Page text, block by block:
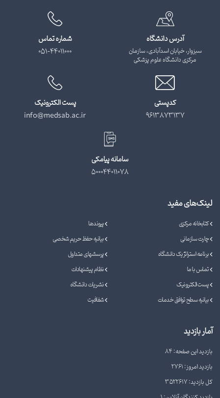
آدرس دانشگاه
سبزوار، خیابان اسدآبادی، سازمان
مرکزی دانشگاه علوم پزشکی
شماره تماس
051-44011000
کدپستی
9613873137
پست الکترونیک
info@medsab.ac.ir
سامانه پیامکی
500044011078
لینک‌های مفید
کتابخانه مرکزی
پیوندها
چارت سازمانی
بیانیه حفظ حریم شخصی
برنامه استراتژیک دانشگاه
پرسشهای متداول
تماس با ما
نظام پیشنهادات
پست الکترونیک
نشریات دانشگاه
بیانیه سطح توافق خدمات
شفافیت
آمار بازدید
بازدید این صفحه: 84
بازدید امروز: 2761
کل بازدید: 3522617